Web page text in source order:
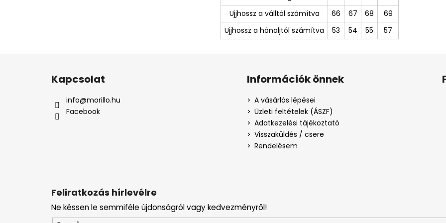
Ujjhossz a válltól számítva
66 67 68
69
Ujjhossz a hónaljtól számítva
53 54 55 57
L
Feliratkozás hírlevélre
Ne késsen le semmiféle újdonságról vagy kedvezményről!
Kapcsolat
info@morillo.hu
Facebook
Információk önnek
A vásárlás lépései
Üzleti feltételek (ÁSZF)
Adatkezelési tájékoztató
Visszaküldés / csere
Rendelésem